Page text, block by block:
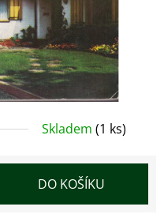
Skladem (1 ks)
DO KOŠÍKU